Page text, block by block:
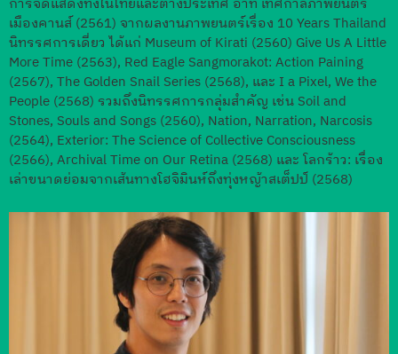
เมืองคานส์ (2561) จากผลงานภาพยนตร์เรื่อง 10 Years Thailand
นิทรรศการเดี่ยว ได้แก่ Museum of Kirati (2560) Give Us A Little
More Time (2563), Red Eagle Sangmorakot: Action Paining
(2567), The Golden Snail Series (2568), และ I a Pixel, We the
People (2568) รวมถึงนิทรรศการกลุ่มสำคัญ เช่น Soil and
Stones, Souls and Songs (2560), Nation, Narration, Narcosis
(2564), Exterior: The Science of Collective Consciousness
(2566), Archival Time on Our Retina (2568) และ โลกร้าว: เรื่อง
เล่าขนาดย่อมจากเส้นทางโฮจิมินห์ถึงทุ่งหญ้าสเต็ปป์ (2568)